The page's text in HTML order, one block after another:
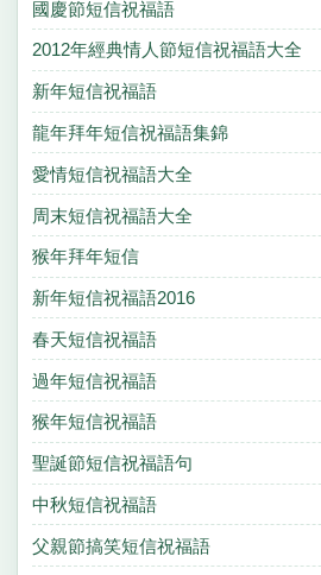
國慶節短信祝福語
2012年經典情人節短信祝福語大全
新年短信祝福語
龍年拜年短信祝福語集錦
愛情短信祝福語大全
周末短信祝福語大全
猴年拜年短信
新年短信祝福語2016
春天短信祝福語
過年短信祝福語
猴年短信祝福語
聖誕節短信祝福語句
中秋短信祝福語
父親節搞笑短信祝福語